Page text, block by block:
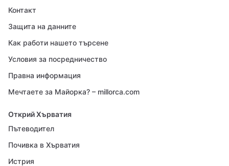
Контакт
Защита на данните
Как работи нашето търсене
Условия за посредничество
Правна информация
Мечтаете за Майорка? – millorca.com
Открий Хърватия
Пътеводител
Почивка в Хърватия
Истрия